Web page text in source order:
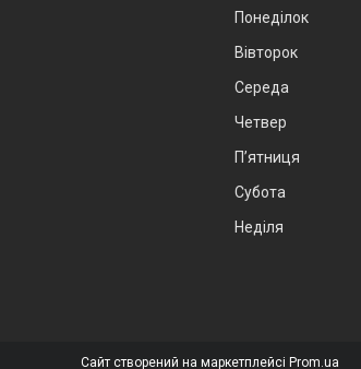
Понеділок
Вівторок
Середа
Четвер
Пʼятниця
Субота
Неділя
Сайт створений на маркетплейсі Prom.ua